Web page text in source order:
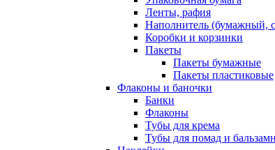
Ленты, рафия
Наполнитель (бумажный,
Коробки и корзинки
Пакеты
Пакеты бумажные
Пакеты пластиковые
Флаконы и баночки
Банки
Флаконы
Тубы для крема
Тубы для помад и